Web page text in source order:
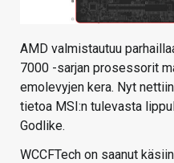
AMD valmistautuu
7000 -sarjan prosessorit
emolevyjen kera. Nyt
tietoa MSI:n tulevasta
Godlike.
WCCFTech on saanut